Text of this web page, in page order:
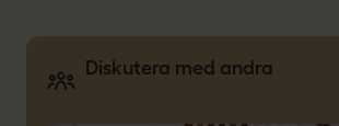
Diskutera med andra